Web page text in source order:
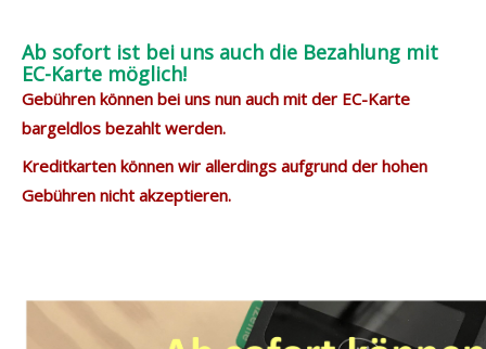
Ab sofort ist bei uns auch die Bezahlung mit
EC-Karte möglich!
Gebühren können bei uns nun auch mit der EC-Karte
bargeldlos bezahlt werden.
Kreditkarten können wir allerdings aufgrund der hohen
Gebühren nicht akzeptieren.